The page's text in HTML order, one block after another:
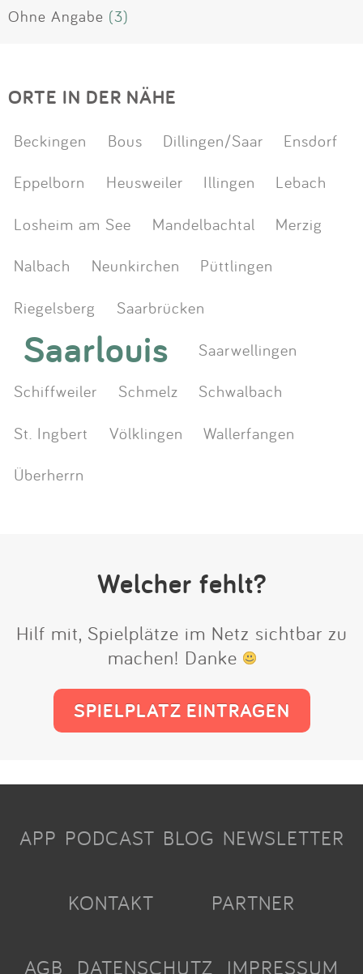
Ohne Angabe (3)
ORTE IN DER NÄHE
Beckingen Bous Dillingen/Saar
Ensdorf
Eppelborn
Heusweiler Illingen
Lebach
Losheim am See
Mandelbachtal
Merzig
Nalbach
Neunkirchen
Püttlingen
Riegelsberg
Saarbrücken
Saarlouis
Saarwellingen
Schiffweiler
Schmelz
Schwalbach
St. Ingbert
Völklingen
Wallerfangen
Überherrn
Welcher fehlt?
Hilf mit, Spielplätze im Netz sichtbar zu
machen! Danke
SPIELPLATZ EINTRAGEN
APP PODCAST BLOG NEWSLETTER
KONTAKT PARTNER
AGB DATENSCHUTZ IMPRESSUM